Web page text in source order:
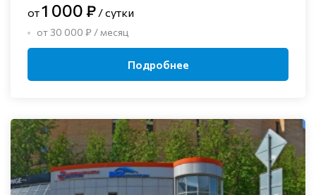
от1 000 ₽ / сутки
от 30 000 ₽ / месяц
Подробнее